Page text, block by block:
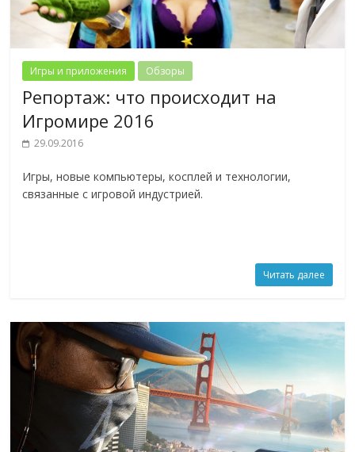
Игры и приложения Обзоры
Репортаж: что происходит на
Игромире 2016
29.09.2016
Игры, новые компьютеры, косплей и технологии,
связанные с игровой индустрией.
Читать далее